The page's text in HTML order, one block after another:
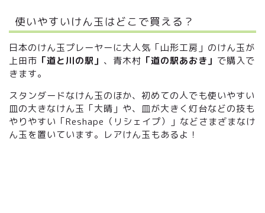
使いやすいけん玉はどこで買える？
日本のけん玉プレーヤーに大人気「山形工房」のけん玉が
上田市 「道と川の駅」 、青木村 「道の駅あおき」 で購入で
きます。
スタンダードなけん玉のほか、初めての人でも使いやすい
皿の大きなけん玉「大晴」や、皿が大きく灯台などの技も
やりやすい「Reshape（リシェイプ）」などさまざまなけ
ん玉を置いています。レアけん玉もあるよ！